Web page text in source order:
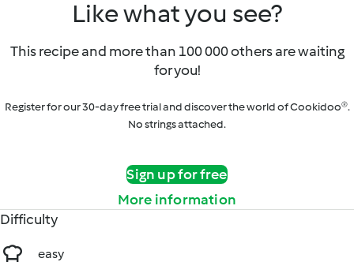
Like what you see?
This recipe and more than 100 000 others are waiting
for you!
Register for our 30-day free trial and discover the world of Cookidoo®.
No strings attached.
Sign up for free
More information
Difficulty
easy